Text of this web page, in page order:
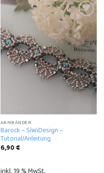
Add to
wishlist
ARMBÄNDER
Barock – SiWiDesign –
Tutorial/Anleitung
6,90€